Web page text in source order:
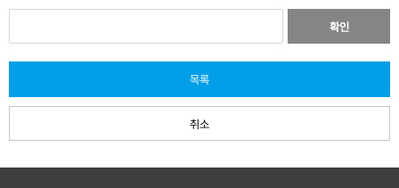
확인
목록
취소